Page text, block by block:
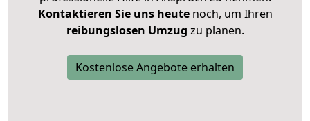
Kontaktieren Sie uns heutenoch, um Ihren
reibungslosen Umzug zu planen.
Kostenlose Angebote erhalten